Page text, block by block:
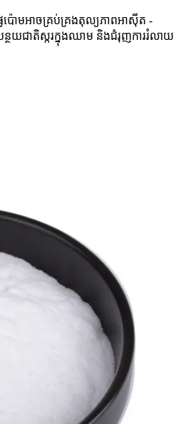
ប៉ោមអាចគ្រប់គ្រងតុល្យភាពអាស៊ីត -
ន្ថយជាតិស្ករក្នុងឈាម និងជំរុញការរំលាយ